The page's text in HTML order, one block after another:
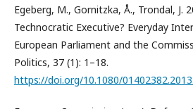
Egeberg, M., Gornitzka, Å., Trondal, J.
Technocratic Executive? Everyday
European Parliament and the
Politics, 37 (1): 1–18.
https://doi.org/10.1080/